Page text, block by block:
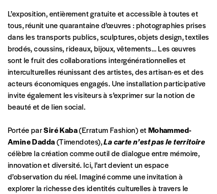
CONNEXION
Créer un
compte
A partir de 2021,
Imag, le magazine de
l’interculturel,
vous est proposé à PRIX LIBRE
Le prix libre est un mode de fixation du prix
par l’acheteur d’un bien ou d’un service, qui
peut être une manière pour lui de payer le prix
qu’il estime juste. Dans l’objectif de rendre nos
activités et publications accessibles, et
d’affirmer notre attachement aux valeurs de
solidarité, nous vous proposons d’estimer
Cette valeur peut donc être inférieure, égale
ou supérieure au prix indicatif. De cette
manière, vous soutenez le travail de l’équipe
de rédaction selon vos moyens et vos
motivations.
L’exposition, entièrement gratuite et accessible à toutes et
tous, réunit une quarantaine d’œuvres : photographies prises
dans les transports publics, sculptures, objets design, textiles
brodés, coussins, rideaux, bijoux, vêtements… Les œuvres
sont le fruit des collaborations intergénérationnelles et
interculturelles réunissant des artistes, des artisan·es et des
acteurs économiques engagés. Une installation participative
invite également les visiteurs à s’exprimer sur la notion de
beauté et de lien social.
Portée parSiré Kaba(Erratum Fashion) etMohammed-
Amine Dadda(Timendotes),La carte n’est pas le territoire
célèbre la création comme outil de dialogue entre mémoire,
innovation et diversité. Ici, l’art devient un espace
d’observation du réel. Imaginé comme une invitation à
explorer la richesse des identités culturelles à travers le